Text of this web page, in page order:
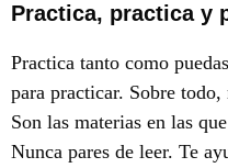
Practica, practica y
Practica tanto como
para practicar. Sobre
Son las materias en las
Nunca pares de leer. Te